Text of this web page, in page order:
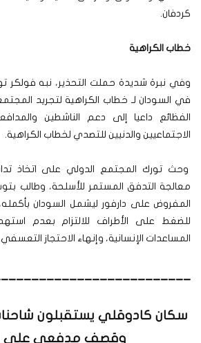
كردفان.
خطاب الكراهية
وفي نبرة شديدة حملت التحذير، نبه فولكر
في السودان لـ خطاب الكراهية لتجريد
الفظائع داعيا إلى دعم الناشطين
الاجتماعيين والدنيين للتصدي لخطاب الكراهية.
وحث تورك المجتمع الدولي على اتخاذ
معالجة التدفق المستمر للأسلحة، وطالب
المفروض على دارفور ليشمل السودان بأكمله،
للضغط على الأطراف للالتزام بعدم
المساعدات الإنسانية، وإنهاء الاحتجاز التعسفي.
سكان كادوقلي يستقبلون شاحنات
وقصف مدفعي على